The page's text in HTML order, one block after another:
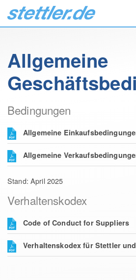
Allgemeine
Bedingungen
Allgemeine
Allgemeine
Stand: April 2025
Verhaltenskodex
Code of Conduct for Suppliers
Verhaltenskodex für Stettler